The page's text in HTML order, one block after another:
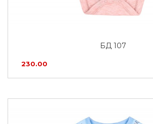
БД 107
230.00